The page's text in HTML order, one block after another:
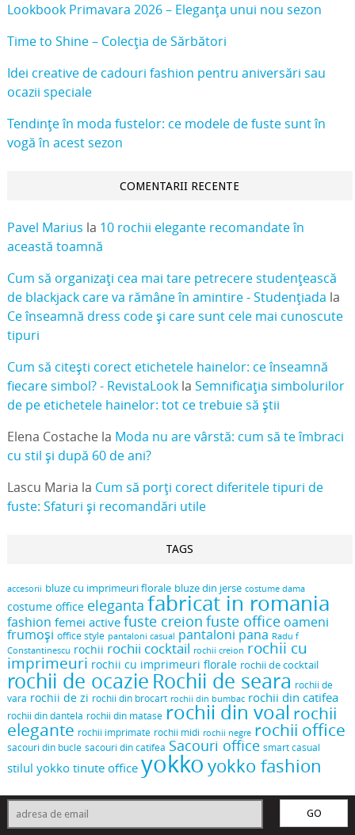
Lookbook Primavara 2026 – Eleganța unui nou sezon
Time to Shine – Colecția de Sărbători
Idei creative de cadouri fashion pentru aniversări sau
ocazii speciale
Tendințe în moda fustelor: ce modele de fuste sunt în
vogă în acest sezon
COMENTARII RECENTE
Pavel Marius la 10 rochii elegante recomandate în
această toamnă
Cum să organizați cea mai tare petrecere studențească
de blackjack care va rămâne în amintire - Studențiada la
Ce înseamnă dress code și care sunt cele mai cunoscute
tipuri
Cum să citești corect etichetele hainelor: ce înseamnă
fiecare simbol? - RevistaLookla Semnificația simbolurilor
de pe etichetele hainelor: tot ce trebuie să știi
Elena Costachela Moda nu are vârstă: cum să te îmbraci
cu stil și după 60 de ani?
Lascu Maria la Cum să porți corect diferitele tipuri de
fuste: Sfaturi și recomandări utile
TAGS
accesorii bluze cu imprimeuri florale bluze din jerse costume dama
costume office eleganta fabricat in romania
fashion femei active fuste creion fuste office oameni
frumoși office style pantaloni casual pantaloni pana Radu f
Constantinescu rochii rochii cocktail rochii creion rochii cu
imprimeuri rochii cu imprimeuri florale rochii de cocktail
rochii de ocazie Rochii de seara rochii de
vara rochii de zi rochii din brocart rochii din bumbac rochii din catifea
rochii din dantela rochii din matase rochii din voal rochii
elegante rochii imprimate rochii midi rochii negre rochii office
sacouri din bucle sacouri din catifea Sacouri office smart casual
stilul yokko tinute office yokko yokko fashion